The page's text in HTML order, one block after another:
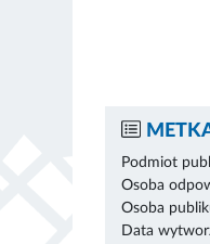
Podmiot
Osoba
Osoba
Data